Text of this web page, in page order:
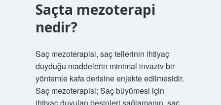
Saçta mezoterapi
nedir?
Saç mezoterapisi, saç tellerinin ihtiyaç
duyduğu maddelerin minimal invaziv bir
yöntemle kafa derisine enjekte edilmesidir.
Saç mezoterapisi; Saç büyümesi için